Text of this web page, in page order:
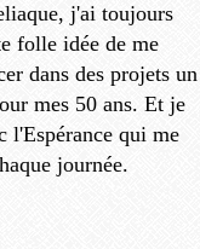
j'ai toujours
folle idée de me
dans des projets un
mes 50 ans. Et je
l'Espérance qui me
journée.